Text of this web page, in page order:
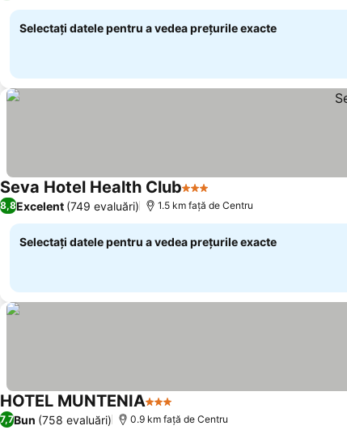
Selectați datele pentru a vedea prețurile exacte
Seva Hotel Health Club3 Stele
8,8Excelent (749 evaluări) 1.5 km faţă de Centru
Selectați datele pentru a vedea prețurile exacte
HOTEL MUNTENIA3 Stele
7,7Bun (758 evaluări) 0.9 km faţă de Centru